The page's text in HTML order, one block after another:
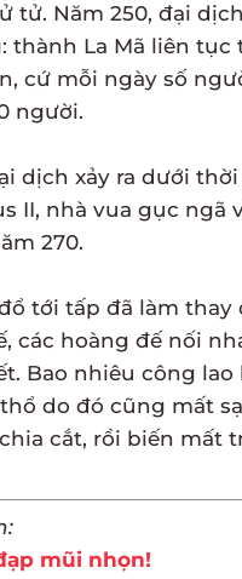
tử. Năm 250, đại
thành La Mã liên tục
cứ mỗi ngày số
người.
dịch xảy ra dưới
II, nhà vua gục ngã
270.
tới tấp đã làm thay
các hoàng đế nối
Bao nhiêu công lao
do đó cũng mất
cắt, rồi biến mất
mũi nhọn!